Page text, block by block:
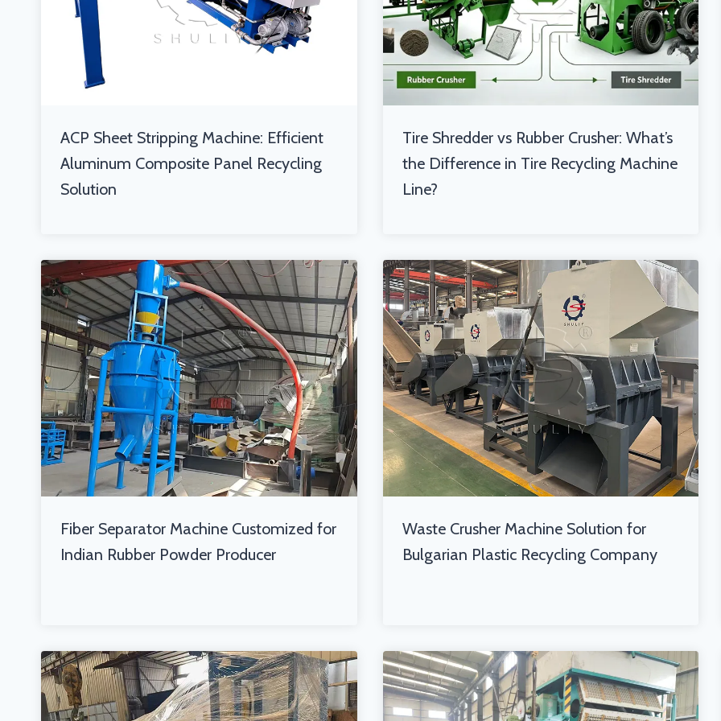
ACP Sheet Stripping Machine: Efficient
Aluminum Composite Panel Recycling
Solution
Tire Shredder vs Rubber Crusher: What’s
the Difference in Tire Recycling Machine
Line?
Fiber Separator Machine Customized for
Indian Rubber Powder Producer
Waste Crusher Machine Solution for
Bulgarian Plastic Recycling Company